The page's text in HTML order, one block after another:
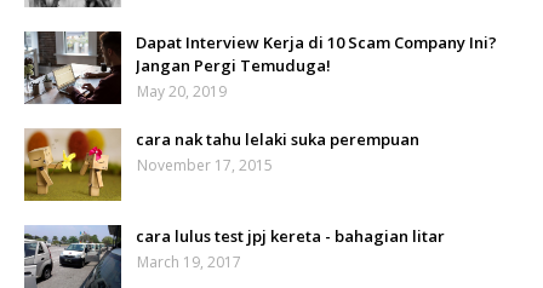
Dapat Interview Kerja di 10 Scam Company Ini?
Jangan Pergi Temuduga!
May 20, 2019
cara nak tahu lelaki suka perempuan
November 17, 2015
cara lulus test jpj kereta - bahagian litar
March 19, 2017